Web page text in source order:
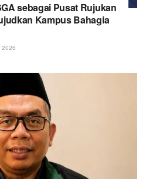
sebagai Pusat Rujukan
Kampus Bahagia
2026